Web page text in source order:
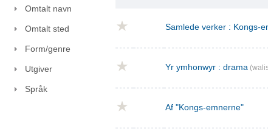
Omtalt navn
Omtalt sted
Form/genre
Utgiver
Språk
Samlede verker : Kongs-
Yr ymhonwyr : drama
Af "Kongs-emnerne"